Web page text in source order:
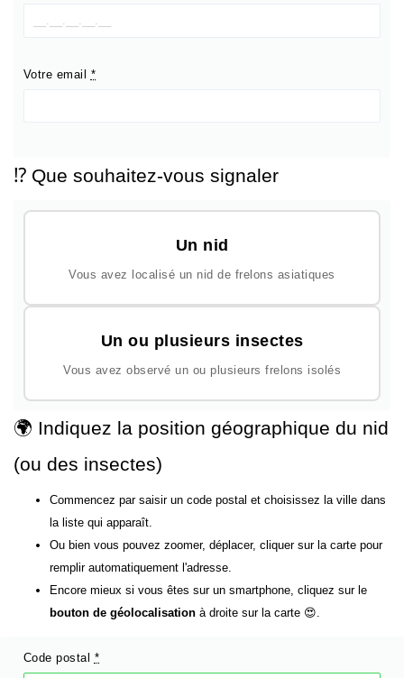
Votre email *
⁉️ Que souhaitez-vous signaler
Un nid
Vous avez localisé un nid de frelons asiatiques
Un ou plusieurs insectes
Vous avez observé un ou plusieurs frelons isolés
🌍 Indiquez la position géographique du nid
(ou des insectes)
Commencez par saisir un code postal et choisissez la ville dans
la liste qui apparaît.
Ou bien vous pouvez zoomer, déplacer, cliquer sur la carte pour
remplir automatiquement l'adresse.
Encore mieux si vous êtes sur un smartphone, cliquez sur le
bouton de géolocalisation à droite sur la carte 😍.
Code postal *